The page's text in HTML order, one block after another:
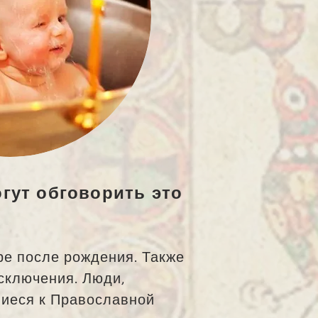
обговорить это
после рождения. Также
Люди,
к Православной